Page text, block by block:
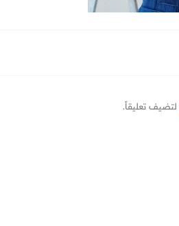
لتضيف تعليقاً.